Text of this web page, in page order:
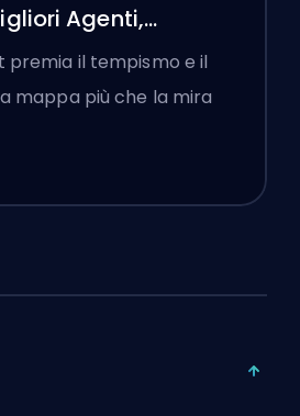
Agenti,
Fumogeni
premia il tempismo e il
mappa più che la mira